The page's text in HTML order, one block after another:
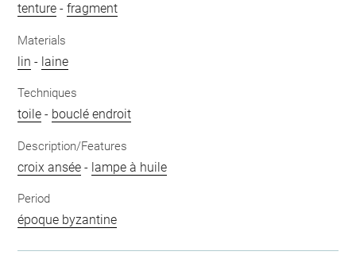
tenture -fragment
Materials
lin - laine
Techniques
toile - bouclé endroit
Description/Features
croix ansée - lampe à huile
Period
époque byzantine